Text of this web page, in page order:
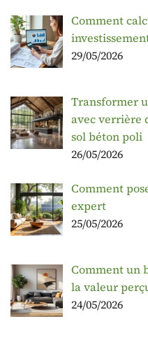
Comment
29/05/2026
Transformer
avec verrière
sol béton poli
26/05/2026
Comment
expert
25/05/2026
Comment un
la valeur
24/05/2026